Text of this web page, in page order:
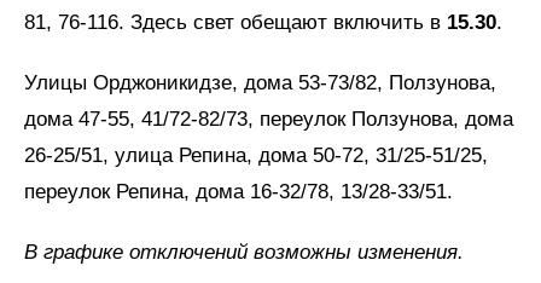
81, 76-116. Здесь свет обещают включить в 15.30.
Улицы Орджоникидзе, дома 53-73/82, Ползунова,
дома 47-55, 41/72-82/73, переулок Ползунова, дома
26-25/51, улица Репина, дома 50-72, 31/25-51/25,
переулок Репина, дома 16-32/78, 13/28-33/51.
В графике отключений возможны изменения.